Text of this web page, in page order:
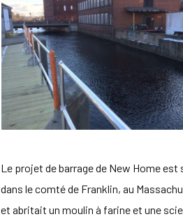
Le projet de barrage de New Home est
dans le comté de Franklin, au
et abritait un moulin à farine et une